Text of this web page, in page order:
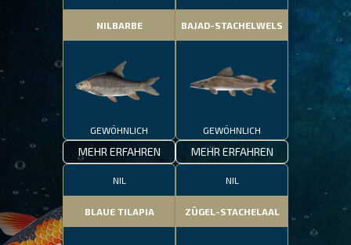
NILBARBE
GEWÖHNLICH
MEHR ERFAHREN
BAJAD-STACHELWELS
GEWÖHNLICH
MEHR ERFAHREN
NIL
BLAUE TILAPIA
NIL
ZÜGEL-STACHELAAL